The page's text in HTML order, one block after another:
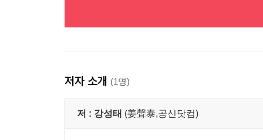
저자 소개 (1명)
저 : 강성태 (姜聲泰,공신닷컴)